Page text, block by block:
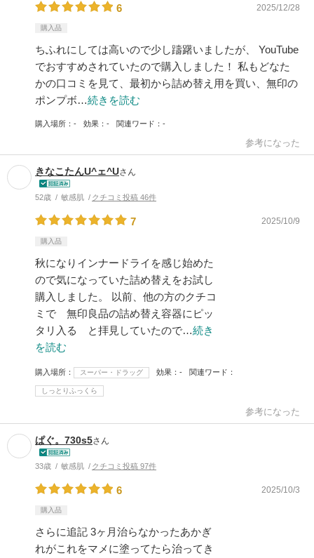
6 2025/12/28
購入品
ちふれにしては高いので少し躊躇いましたが、 YouTube
でおすすめされていたので購入しました！ 私もどなた
かの口コミを見て、最初から詰め替え用を買い、無印の
ポンプボ…続きを読む
購入場所 - 効果 - 関連ワード -
参考になった
きなこたんU^ェ^Uさん
52歳 敏感肌 クチコミ投稿 46件
7 2025/10/9
購入品
秋になりインナードライを感じ始めた
ので気になっていた詰め替えをお試し
購入しました。 以前、他の方のクチコ
ミで 無印良品の詰め替え容器にピッ
タリ入る と拝見していたので…続き
を読む
購入場所 スーパー・ドラッグ 効果 - 関連ワード
しっとりふっくら
参考になった
ぱぐ。730s5さん
33歳 敏感肌 クチコミ投稿 97件
6 2025/10/3
購入品
さらに追記 3ヶ月治らなかったあかぎ
れがこれをマメに塗ってたら治ってき